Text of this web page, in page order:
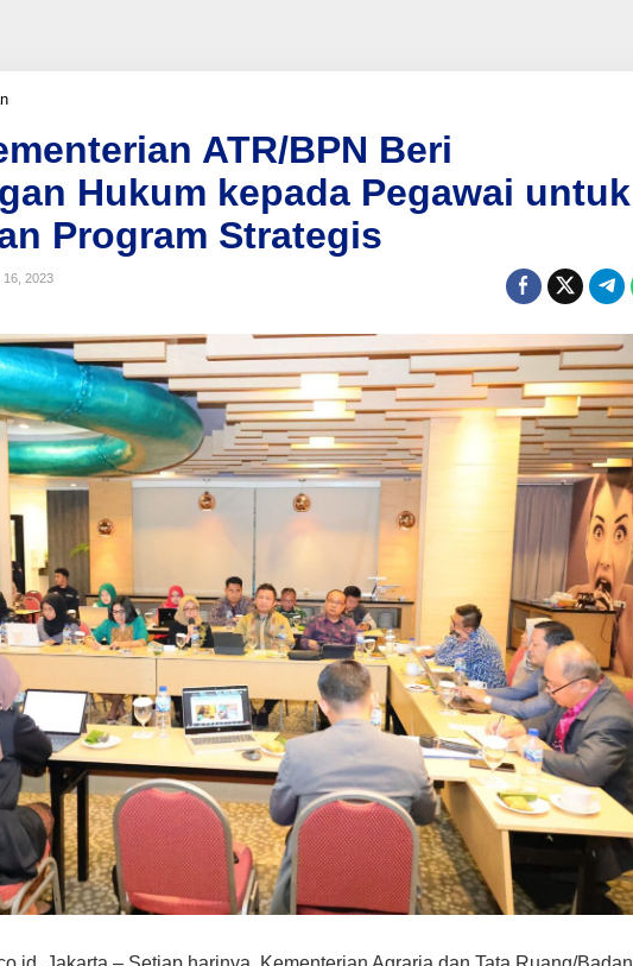
Upaya
ATR/BPN
Beri
Pelindungan
Hukum
kepada
Pegawai
untuk
Percepatan
Strategis
ATR/BPN Beri
Hukum kepada Pegawai untuk
Program Strategis
2023